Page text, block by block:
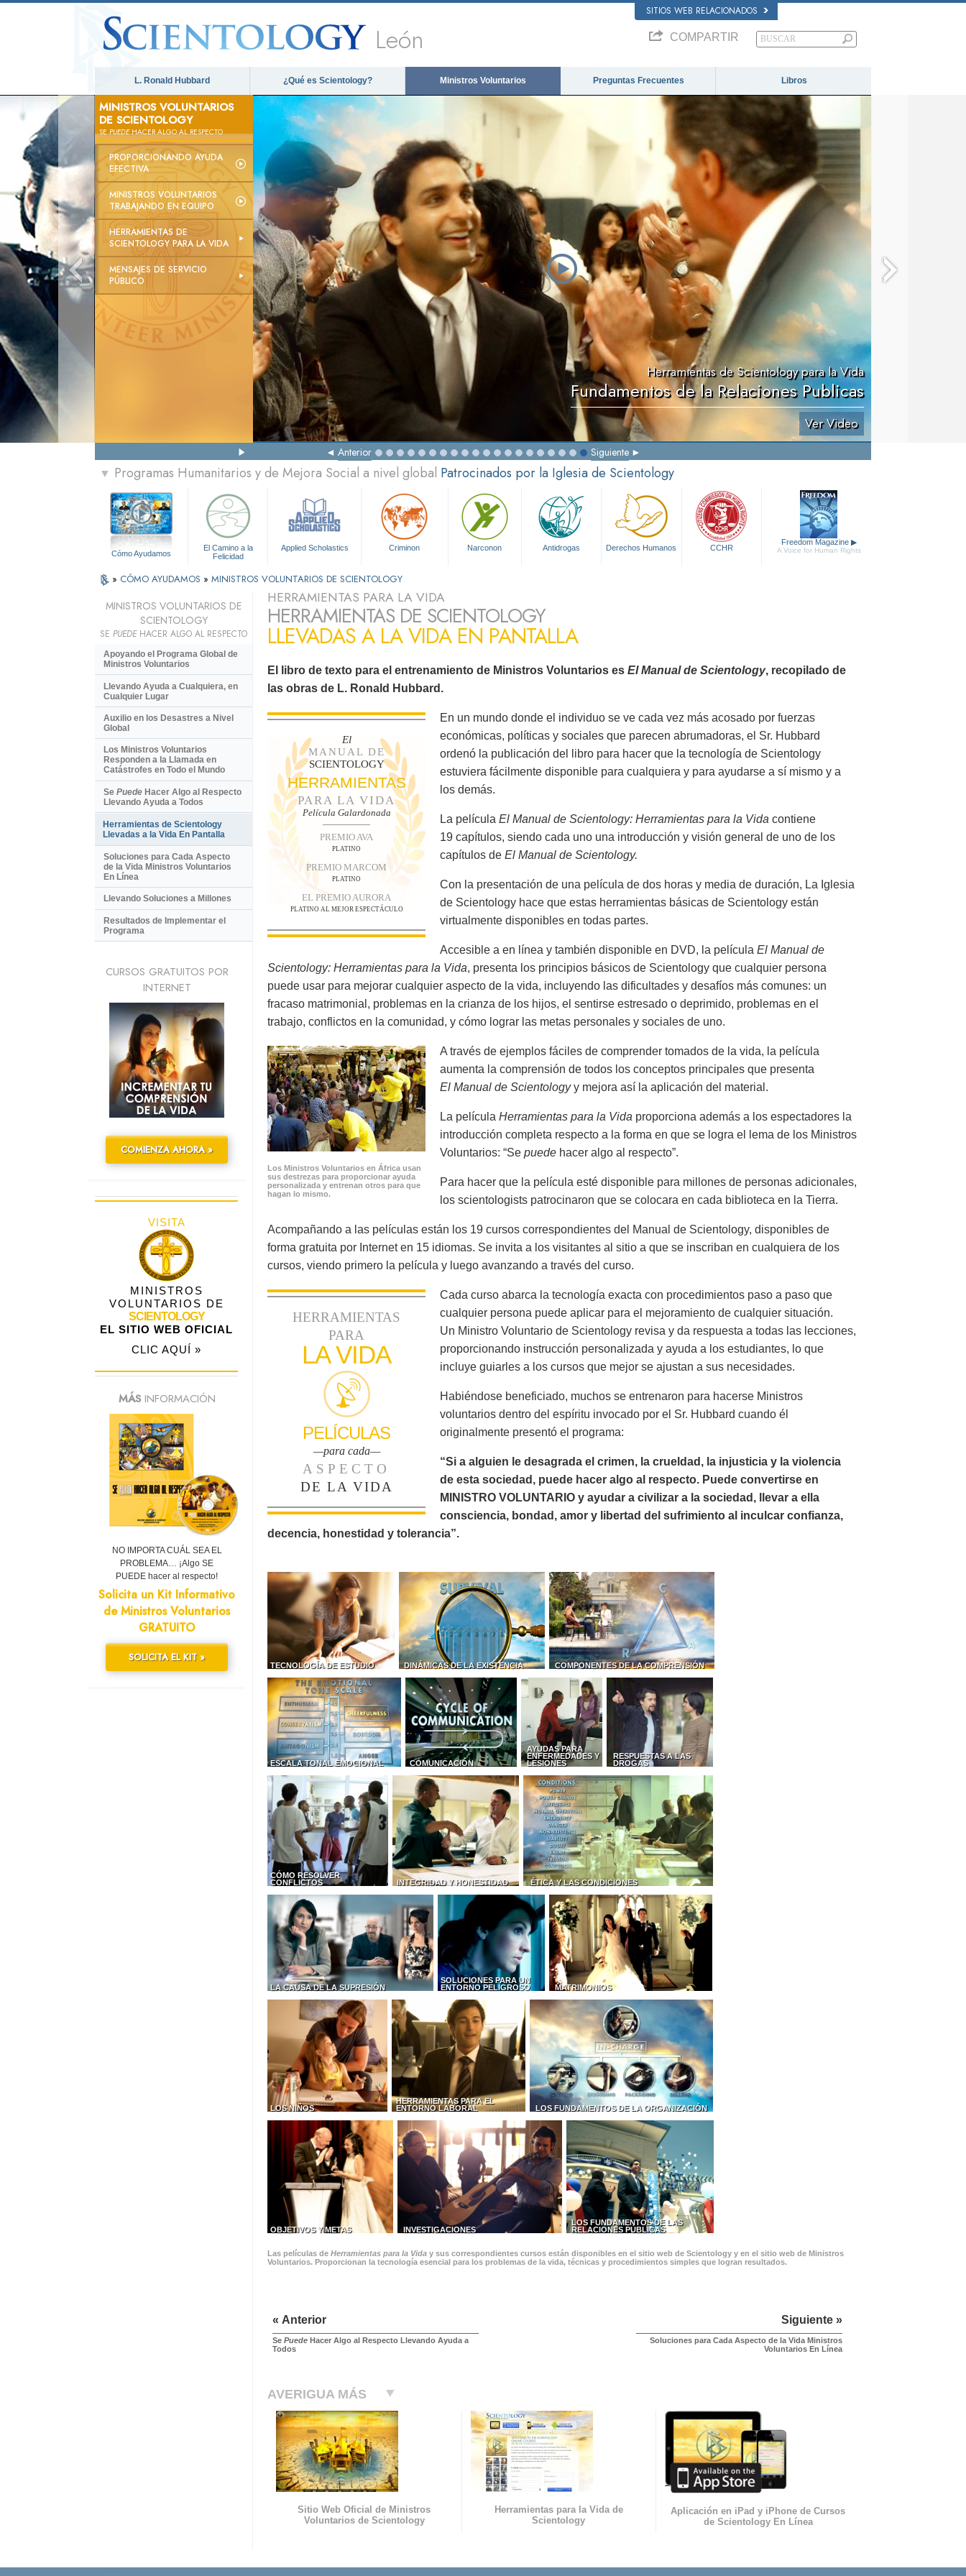
SITIOS WEB RELACIONADOS
León COMPARTIR
L. Ronald Hubbard ¿Qué es Scientology? Ministros Voluntarios Preguntas Frecuentes Libros
MINISTROS VOLUNTARIOS
DE SCIENTOLOGY
SEPUEDEHACER ALGO AL RESPECTO
PROPORCIONANDO AYUDA
EFECTIVA
MINISTROS VOLUNTARIOS
TRABAJANDO EN EQUIPO
HERRAMIENTAS DE
SCIENTOLOGY PARA LA VIDA
MENSAJES DE SERVICIO
PÚBLICO
Herramientas de Scientology para la Vida
Fundamentos de la Relaciones Publicas
Ver Video
Anterior Siguiente
▼ Programas Humanitarios y de Mejora Social a nivel global Patrocinados por la Iglesia de Scientology
Cómo Ayudamos
El Camino a la
Felicidad
Applied Scholastics Criminon Narconon Antidrogas Derechos Humanos CCHR
Freedom Magazine ▶
A Voice for Human Rights
» CÓMO AYUDAMOS » MINISTROS VOLUNTARIOS DE SCIENTOLOGY
HERRAMIENTAS PARA LA VIDA
HERRAMIENTAS DE SCIENTOLOGY
LLEVADAS A LA VIDA EN PANTALLA
El libro de texto para el entrenamiento de Ministros Voluntarios es El Manual de Scientology, recopilado de
las obras de L. Ronald Hubbard.
El
MANUAL DE
SCIENTOLOGY
HERRAMIENTAS
PARA LA VIDA
Película Galardonada
PREMIO AVA
PLATINO
PREMIO MARCOM
PLATINO
EL PREMIO AURORA
PLATINO AL MEJOR ESPECTÁCULO
En un mundo donde el individuo se ve cada vez más acosado por fuerzas
económicas, políticas y sociales que parecen abrumadoras, el Sr. Hubbard
ordenó la publicación del libro para hacer que la tecnología de Scientology
estuviera fácilmente disponible para cualquiera y para ayudarse a sí mismo y a
los demás.
La película El Manual de Scientology: Herramientas para la Vida contiene
19 capítulos, siendo cada uno una introducción y visión general de uno de los
capítulos de El Manual de Scientology.
Con la presentación de una película de dos horas y media de duración, La Iglesia
de Scientology hace que estas herramientas básicas de Scientology están
virtualmente disponibles en todas partes.
Accesible a en línea y también disponible en DVD, la película El Manual de
Scientology: Herramientas para la Vida, presenta los principios básicos de Scientology que cualquier persona
puede usar para mejorar cualquier aspecto de la vida, incluyendo las dificultades y desafíos más comunes: un
fracaso matrimonial, problemas en la crianza de los hijos, el sentirse estresado o deprimido, problemas en el
trabajo, conflictos en la comunidad, y cómo lograr las metas personales y sociales de uno.
Los Ministros Voluntarios en África usan
sus destrezas para proporcionar ayuda
personalizada y entrenan otros para que
hagan lo mismo.
A través de ejemplos fáciles de comprender tomados de la vida, la película
aumenta la comprensión de todos los conceptos principales que presenta
El Manual de Scientologyy mejora así la aplicación del material.
La película Herramientas para la Vida proporciona además a los espectadores la
introducción completa respecto a la forma en que se logra el lema de los Ministros
Voluntarios: “Se puede hacer algo al respecto”.
Para hacer que la película esté disponible para millones de personas adicionales,
los scientologists patrocinaron que se colocara en cada biblioteca en la Tierra.
Acompañando a las películas están los 19 cursos correspondientes del Manual de Scientology, disponibles de
forma gratuita por Internet en 15 idiomas. Se invita a los visitantes al sitio a que se inscriban en cualquiera de los
cursos, viendo primero la película y luego avanzando a través del curso.
HERRAMIENTAS
PARA
LA VIDA
PELÍCULAS
—para cada—
ASPECTO
DE LA VIDA
Cada curso abarca la tecnología exacta con procedimientos paso a paso que
cualquier persona puede aplicar para el mejoramiento de cualquier situación.
Un Ministro Voluntario de Scientology revisa y da respuesta a todas las lecciones,
proporcionando instrucción personalizada y ayuda a los estudiantes, lo que
incluye guiarles a los cursos que mejor se ajustan a sus necesidades.
Habiéndose beneficiado, muchos se entrenaron para hacerse Ministros
voluntarios dentro del espíritu invocado por el Sr. Hubbard cuando él
originalmente presentó el programa:
“Si a alguien le desagrada el crimen, la crueldad, la injusticia y la violencia
de esta sociedad, puede hacer algo al respecto. Puede convertirse en
MINISTRO VOLUNTARIO y ayudar a civilizar a la sociedad, llevar a ella
consciencia, bondad, amor y libertad del sufrimiento al inculcar confianza,
decencia, honestidad y tolerancia”.
TECNOLOGÍA DE ESTUDIO DINÁMICAS DE LA EXISTENCIA COMPONENTES DE LA COMPRENSIÓN
ESCALA TONAL EMOCIONAL COMUNICACIÓN
AYUDAS PARA
ENFERMEDADES Y
LESIONES
RESPUESTAS A LAS
DROGAS
CÓMO RESOLVER
CONFLICTOS
INTEGRIDAD Y HONESTIDAD ÉTICA Y LAS CONDICIONES
LA CAUSA DE LA SUPRESIÓN
SOLUCIONES PARA UN
ENTORNO PELIGROSO
MATRIMONIOS
LOS NIÑOS
HERRAMIENTAS PARA EL
ENTORNO LABORAL
LOS FUNDAMENTOS DE LA ORGANIZACIÓN
OBJETIVOS Y METAS INVESTIGACIONES
LOS FUNDAMENTOS DE LAS
RELACIONES PÚBLICAS
Las películas de Herramientas para la Vida y sus correspondientes cursos están disponibles en el sitio web de Scientology y en el sitio web de Ministros
Voluntarios. Proporcionan la tecnología esencial para los problemas de la vida, técnicas y procedimientos simples que logran resultados.
« Anterior
Se Puede Hacer Algo al Respecto Llevando Ayuda a
Todos
Siguiente »
Soluciones para Cada Aspecto de la Vida Ministros
Voluntarios En Línea
AVERIGUA MÁS
Sitio Web Oficial de Ministros
Voluntarios de Scientology
Herramientas para la Vida de
Scientology
Aplicación en iPad y iPhone de Cursos
de Scientology En Línea
MINISTROS VOLUNTARIOS DE
SCIENTOLOGY
SE PUEDEHACER ALGO AL RESPECTO
Apoyando el Programa Global de
Ministros Voluntarios
Llevando Ayuda a Cualquiera, en
Cualquier Lugar
Auxilio en los Desastres a Nivel
Global
Los Ministros Voluntarios
Responden a la Llamada en
Catástrofes en Todo el Mundo
Se Puede Hacer Algo al Respecto
Llevando Ayuda a Todos
Herramientas de Scientology
Llevadas a la Vida En Pantalla
Soluciones para Cada Aspecto
de la Vida Ministros Voluntarios
En Línea
Llevando Soluciones a Millones
Resultados de Implementar el
Programa
CURSOS GRATUITOS POR
INTERNET
COMIENZA AHORA »
VISITA
MINISTROS
VOLUNTARIOS DE
SCIENTOLOGY
EL SITIO WEB OFICIAL
CLIC AQUÍ »
MÁSINFORMACIÓN
NO IMPORTA CUÁL SEA EL
PROBLEMA… ¡Algo SE
PUEDE hacer al respecto!
Solicita un Kit Informativo
de Ministros Voluntarios
GRATUITO
SOLICITA EL KIT »